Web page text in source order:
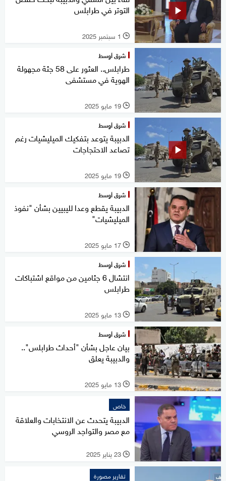
التوتر في طرابلس
l 1 سبتمبر 2025
شرق أوسط
طرابلس.. العثور على 58 جثة مجهولة
الهوية في مستشفى
l 19 مايو 2025
شرق أوسط
الدبيبة يتوعد بتفكيك الميليشيات رغم
تصاعد الاحتجاجات
l 19 مايو 2025
شرق أوسط
الدبيبة يقطع وعدا لليبيين بشأن "نفوذ
الميليشيات"
l 17 مايو 2025
شرق أوسط
انتشال 6 جثامين من مواقع اشتباكات
طرابلس
l 13 مايو 2025
شرق أوسط
بيان عاجل بشأن "أحداث طرابلس"..
والدبيبة يعلق
l 13 مايو 2025
خاص
الدبيبة يتحدث عن الانتخابات والعلاقة
مع مصر والتواجد الروسي
l 23 يناير 2025
تقارير مصورة